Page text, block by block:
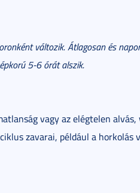
változik. Átlagosan és
5-6 órát alszik.
vagy az elégtelen alvás,
zavarai, például a horkolás